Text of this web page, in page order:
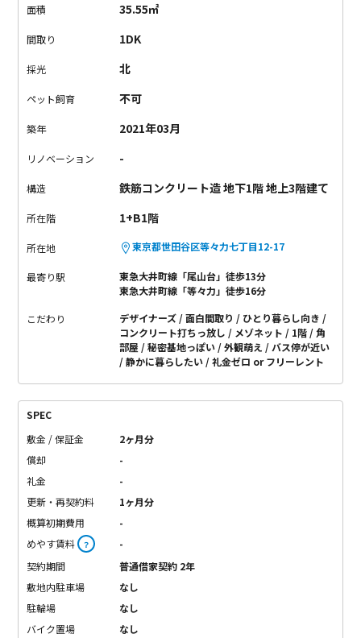
ーズ物件をお探しの方。ぜひ一度ご内覧下さい。
面積 35.55㎡
間取り 1DK
採光 北
ペット飼育 不可
築年 2021年03月
リノベーション -
構造 鉄筋コンクリート造 地下1階 地上3階建て
所在階 1+B1階
所在地 東京都世田谷区等々力七丁目12-17
最寄り駅
東急大井町線「尾山台」徒歩13分
東急大井町線「等々力」徒歩16分
こだわり デザイナーズ 面白間取り
ひとり暮らし向き
コンクリート打ちっ放し
メゾネット 1階
角
部屋
秘密基地っぽい 外観萌え
バス停が近い
静かに暮らしたい
礼金ゼロ or フリーレント
SPEC
敷金 / 保証金
2ヶ月分
償却
-
礼金
-
更新・再契約料
1ヶ月分
概算初期費用
-
めやす賃料 ？
-
契約期間
普通借家契約 2年
敷地内駐車場
なし
駐輪場
なし
バイク置場
なし